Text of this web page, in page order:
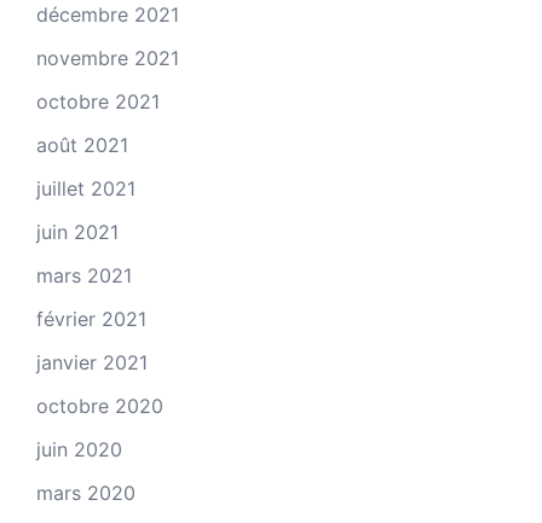
décembre 2021
novembre 2021
octobre 2021
août 2021
juillet 2021
juin 2021
mars 2021
février 2021
janvier 2021
octobre 2020
juin 2020
mars 2020